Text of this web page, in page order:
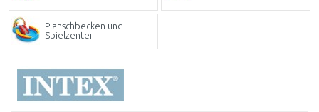
Planschbecken und
Spielzenter